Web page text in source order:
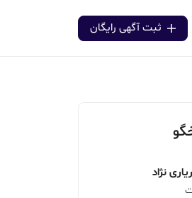
ثبت آگهی رایگان
نژاد